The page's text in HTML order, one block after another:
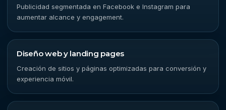
Publicidad segmentada en Facebook e Instagram para
aumentar alcance y engagement.
Diseño web y landing pages
Creación de sitios y páginas optimizadas para conversión y
experiencia móvil.